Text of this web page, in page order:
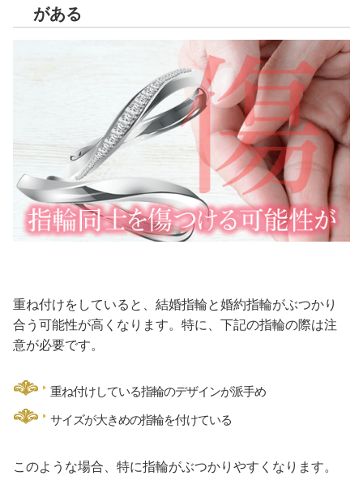
がある
重ね付けをしていると、結婚指輪と婚約指輪がぶつかり
合う可能性が高くなります。特に、下記の指輪の際は注
意が必要です。
重ね付けしている指輪のデザインが派手め
サイズが大きめの指輪を付けている
このような場合、特に指輪がぶつかりやすくなります。